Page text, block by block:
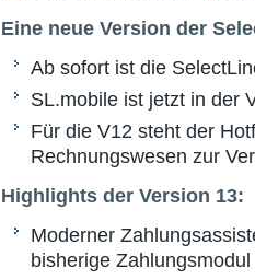
Eine neue Version der
Ab sofort ist die
SL.mobile ist jetzt in der
Für die V12 steht der
Rechnungswesen zur
Highlights der Version 13:
Moderner
bisherige